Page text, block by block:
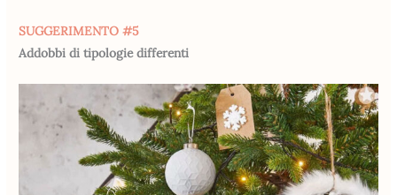
SUGGERIMENTO #5
Addobbi di tipologie differenti